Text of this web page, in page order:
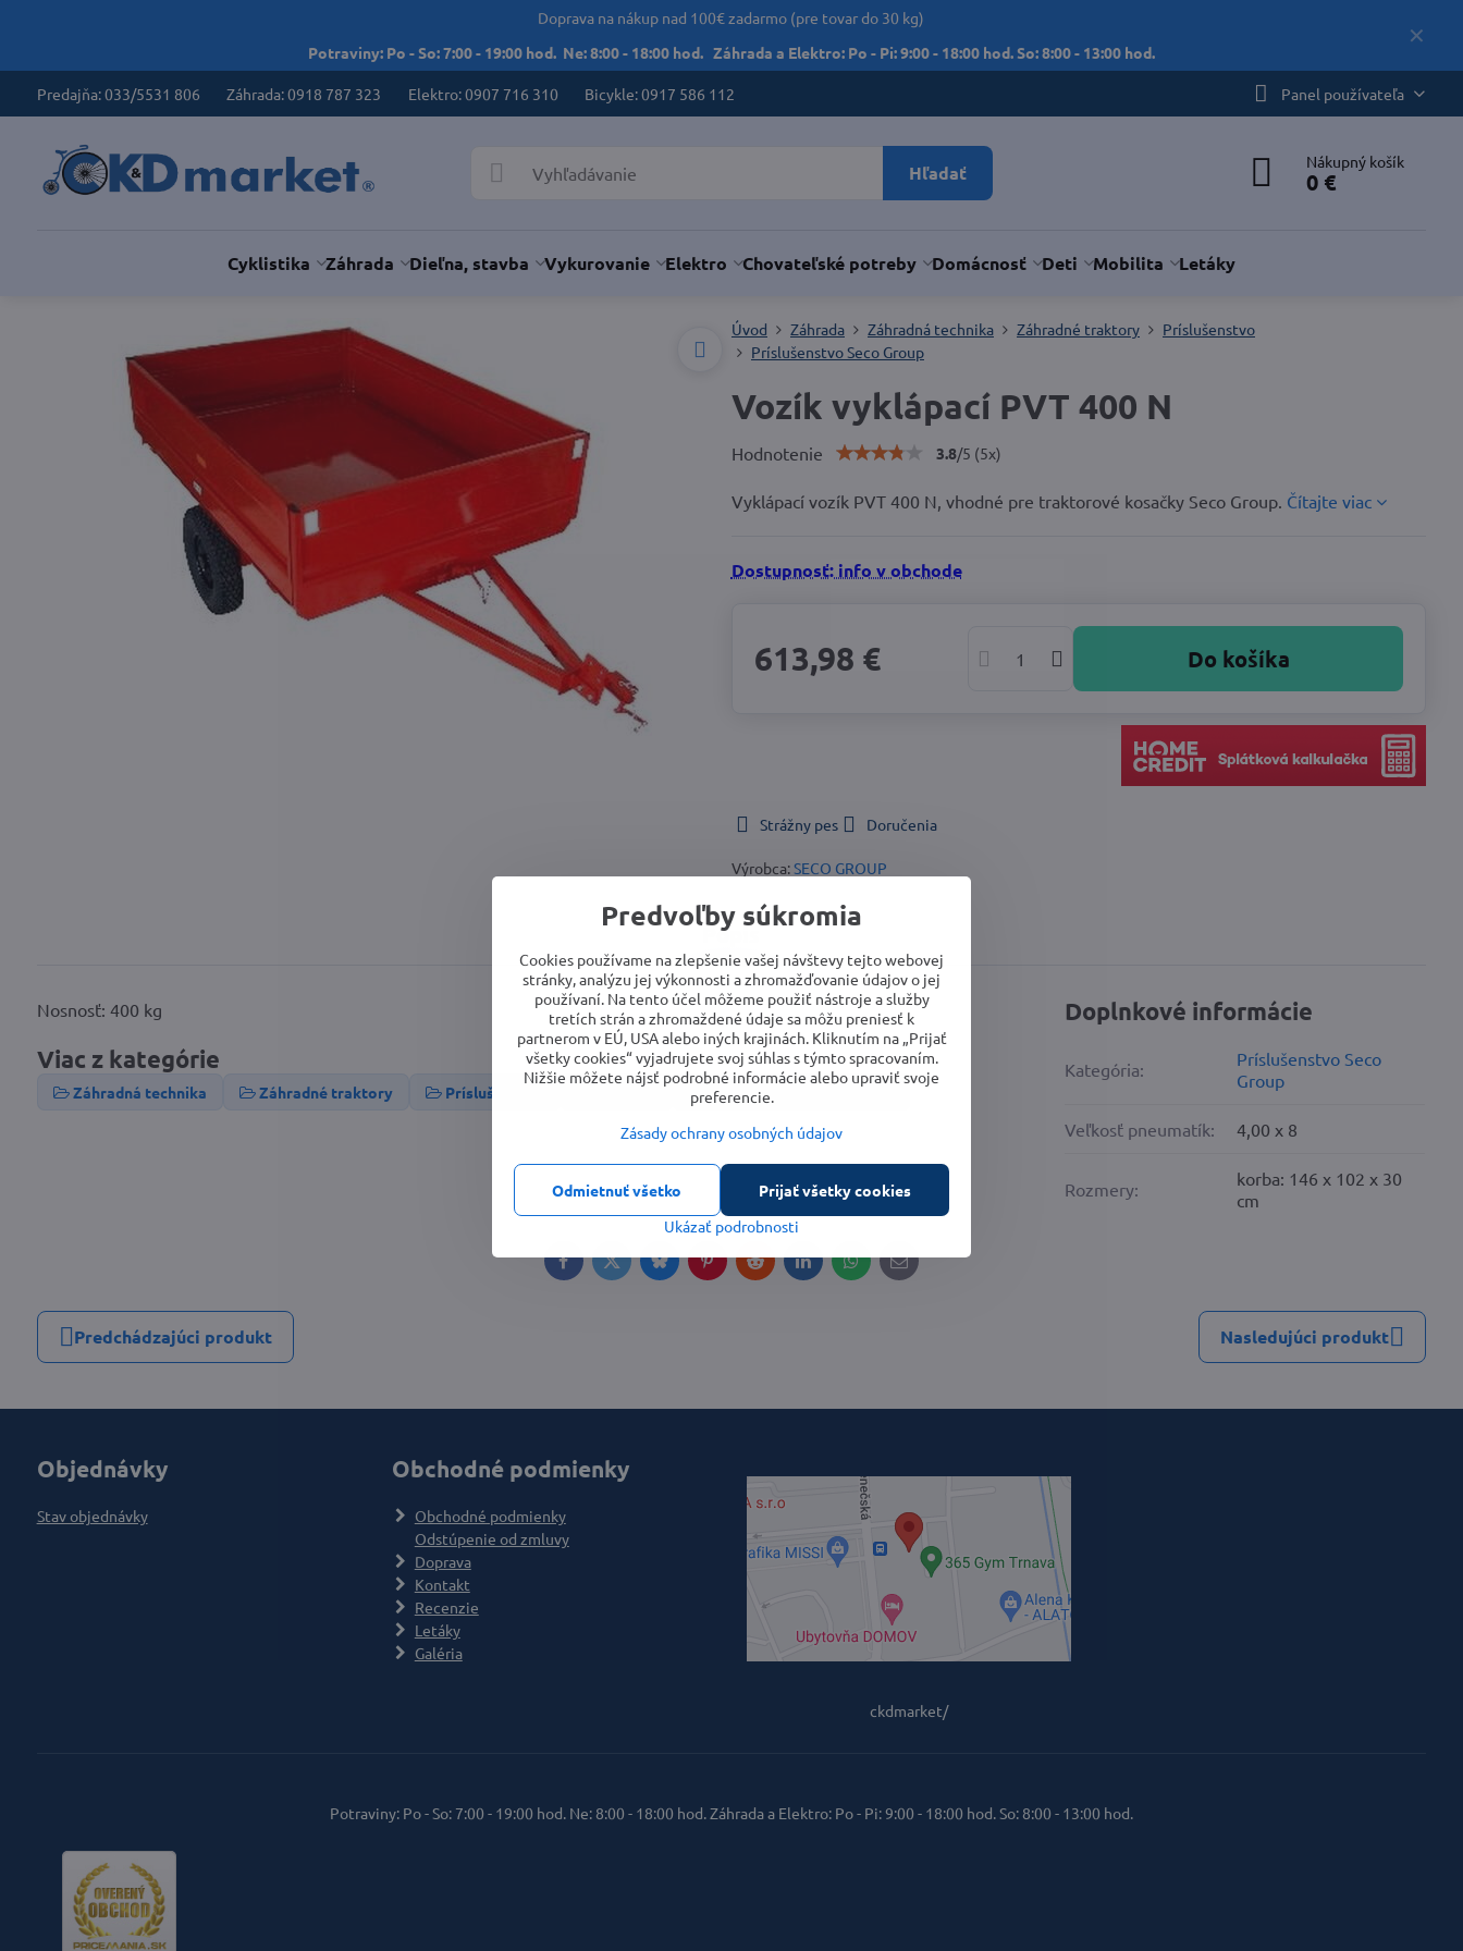
✕
Doprava na nákup nad 100€ zadarmo (pre tovar do 30 kg)
Potraviny: Po - So: 7:00 - 19:00 hod. Ne: 8:00 - 18:00 hod. Záhrada a Elektro: Po - Pi: 9:00 - 18:00 hod. So: 8:00 - 13:00 hod.
Predajňa: 033/5531 806 Záhrada: 0918 787 323 Elektro: 0907 716 310 Bicykle: 0917 586 112 Panel používateľa
Hľadať Nákupný košík
0 €
Cyklistika Záhrada Dieľna, stavba Vykurovanie Elektro Chovateľské potreby Domácnosť Deti Mobilita Letáky
Úvod Záhrada Záhradná technika Záhradné traktory
Príslušenstvo
Príslušenstvo Seco Group
Vozík vyklápací PVT 400 N
Hodnotenie 3.8/5 (5x)
Vyklápací vozík PVT 400 N, vhodné pre traktorové kosačky Seco Group. Čítajte viac
Dostupnosť: info v obchode
613,98 € Do košíka
Strážny pes Doručenia
Výrobca:SECO GROUP
Popis
Nosnosť: 400 kg
Viac z kategórie
Záhradná technika Záhradné traktory Príslušenstvo Záhrada Príslušenstvo Seco Group
Doplnkové informácie
Kategória:
Príslušenstvo Seco
Group
Veľkosť pneumatík: 4,00 x 8
Rozmery:
korba: 146 x 102 x 30
cm
FacebookTwitterBlueskyPinterestRedditLinkedInWhatsApp
E-
mail
Predchádzajúci produkt Nasledujúci produkt
Objednávky
Stav objednávky
Obchodné podmienky
Obchodné podmienky
Odstúpenie od zmluvy
Doprava
Kontakt
Recenzie
Letáky
Galéria
ckdmarket/
Potraviny: Po - So: 7:00 - 19:00 hod. Ne: 8:00 - 18:00 hod. Záhrada a Elektro: Po - Pi: 9:00 - 18:00 hod. So: 8:00 - 13:00 hod.
Predvoľby súkromia
Cookies používame na zlepšenie vašej návštevy tejto webovej
stránky, analýzu jej výkonnosti a zhromažďovanie údajov o jej
používaní. Na tento účel môžeme použiť nástroje a služby
tretích strán a zhromaždené údaje sa môžu preniesť k
partnerom v EÚ, USA alebo iných krajinách. Kliknutím na „Prijať
všetky cookies“ vyjadrujete svoj súhlas s týmto spracovaním.
Nižšie môžete nájsť podrobné informácie alebo upraviť svoje
preferencie.
Zásady ochrany osobných údajov
Ukázať podrobnosti
Prijať všetky cookies
Odmietnuť všetko